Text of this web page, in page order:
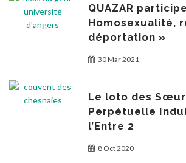
QUAZAR
Homosexualité,
déportation »
30 Mar 2021
Le loto des
Perpétuelle
l’Entre 2
8 Oct 2020